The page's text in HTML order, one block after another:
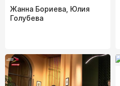
Жанна Бориева, Юлия
Голубева